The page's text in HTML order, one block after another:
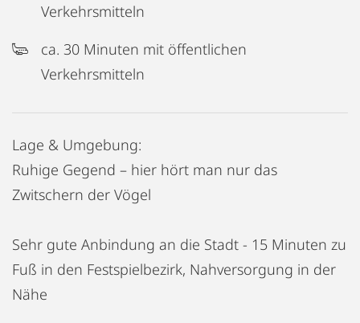
Verkehrsmitteln
ca. 30 Minuten mit öffentlichen
Verkehrsmitteln
Lage & Umgebung:
Ruhige Gegend – hier hört man nur das
Zwitschern der Vögel
Sehr gute Anbindung an die Stadt - 15 Minuten zu
Fuß in den Festspielbezirk, Nahversorgung in der
Nähe